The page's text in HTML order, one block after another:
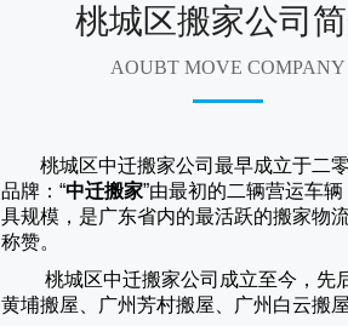
桃城区搬家公司
AOUBT MOVE COMPANY
桃城区中迁搬家公司最早成立于二
品牌：“中迁搬家”由最初的二辆营运车
具规模，是广东省内的最活跃的搬家物
称赞。
桃城区中迁搬家公司成立至今，先
黄埔搬屋、广州芳村搬屋、广州白云搬